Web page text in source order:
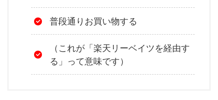
普段通りお買い物する
（これが「楽天リーベイツを経由す
る」って意味です）